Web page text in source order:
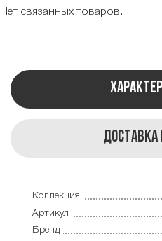
Нет связанных товаров.
Доставка
Коллекция
Артикул
Бренд